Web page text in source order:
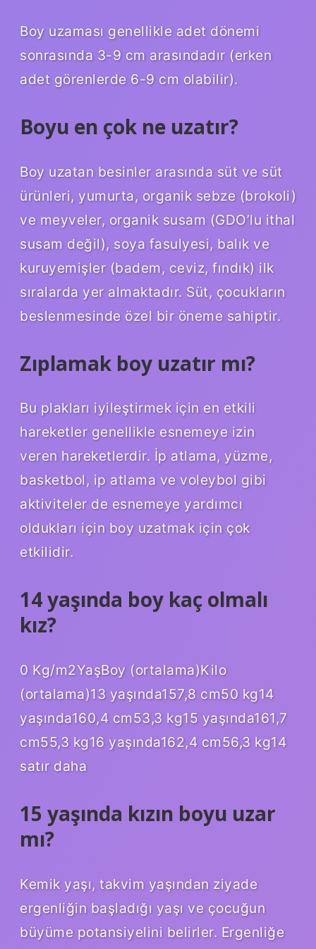
Boy uzaması genellikle adet dönemi
sonrasında 3-9 cm arasındadır (erken
adet görenlerde 6-9 cm olabilir).
Boyu en çok ne uzatır?
Boy uzatan besinler arasında süt ve süt
ürünleri, yumurta, organik sebze (brokoli)
ve meyveler, organik susam (GDO’lu ithal
susam değil), soya fasulyesi, balık ve
kuruyemişler (badem, ceviz, fındık) ilk
sıralarda yer almaktadır. Süt, çocukların
beslenmesinde özel bir öneme sahiptir.
Zıplamak boy uzatır mı?
Bu plakları iyileştirmek için en etkili
hareketler genellikle esnemeye izin
veren hareketlerdir. İp atlama, yüzme,
basketbol, ​​ip atlama ve voleybol gibi
aktiviteler de esnemeye yardımcı
oldukları için boy uzatmak için çok
etkilidir.
14 yaşında boy kaç olmalı
kız?
0 Kg/m2YaşBoy (ortalama)Kilo
(ortalama)13 yaşında157,8 cm50 kg14
yaşında160,4 cm53,3 kg15 yaşında161,7
cm55,3 kg16 yaşında162,4 cm56,3 kg14
satır daha
15 yaşında kızın boyu uzar
mı?
Kemik yaşı, takvim yaşından ziyade
ergenliğin başladığı yaşı ve çocuğun
büyüme potansiyelini belirler. Ergenliğe